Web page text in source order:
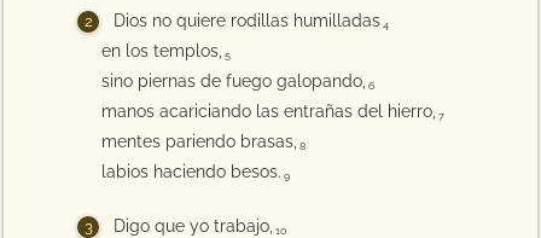
Dios no quiere rodillas humilladas 4
en los templos, 5
sino piernas de fuego galopando, 6
manos acariciando las entrañas del hierro, 7
mentes pariendo brasas, 8
labios haciendo besos. 9
Digo que yo trabajo, 10